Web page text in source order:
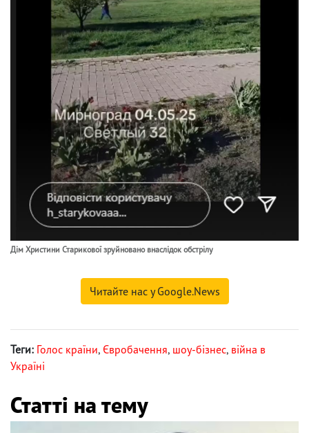
Дім Христини Старикової зруйновано внаслідок обстрілу
Читайте нас у Google.News
Теги: Голос країни, Євробачення, шоу-бізнес, війна в
Україні
Статті на тему